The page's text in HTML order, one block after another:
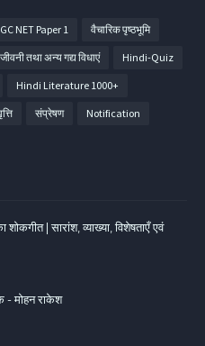
NET Paper 1 वैचारिक पृष्ठभूमि
जीवनी तथा अन्य गद्य विधाएं Hindi-Quiz
Hindi Literature 1000+
संप्रेषण Notification
शोकगीत | सारांश, व्याख्या, विशेषताएँ एवं
- मोहन राकेश